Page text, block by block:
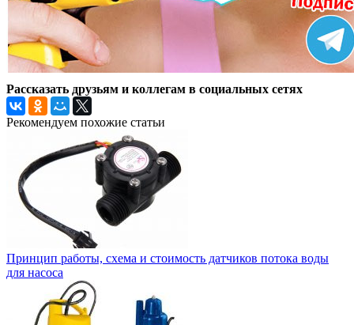
Рассказать друзьям и коллегам в социальных сетях
Рекомендуем похожие статьи
Принцип работы, схема и стоимость датчиков потока воды
для насоса